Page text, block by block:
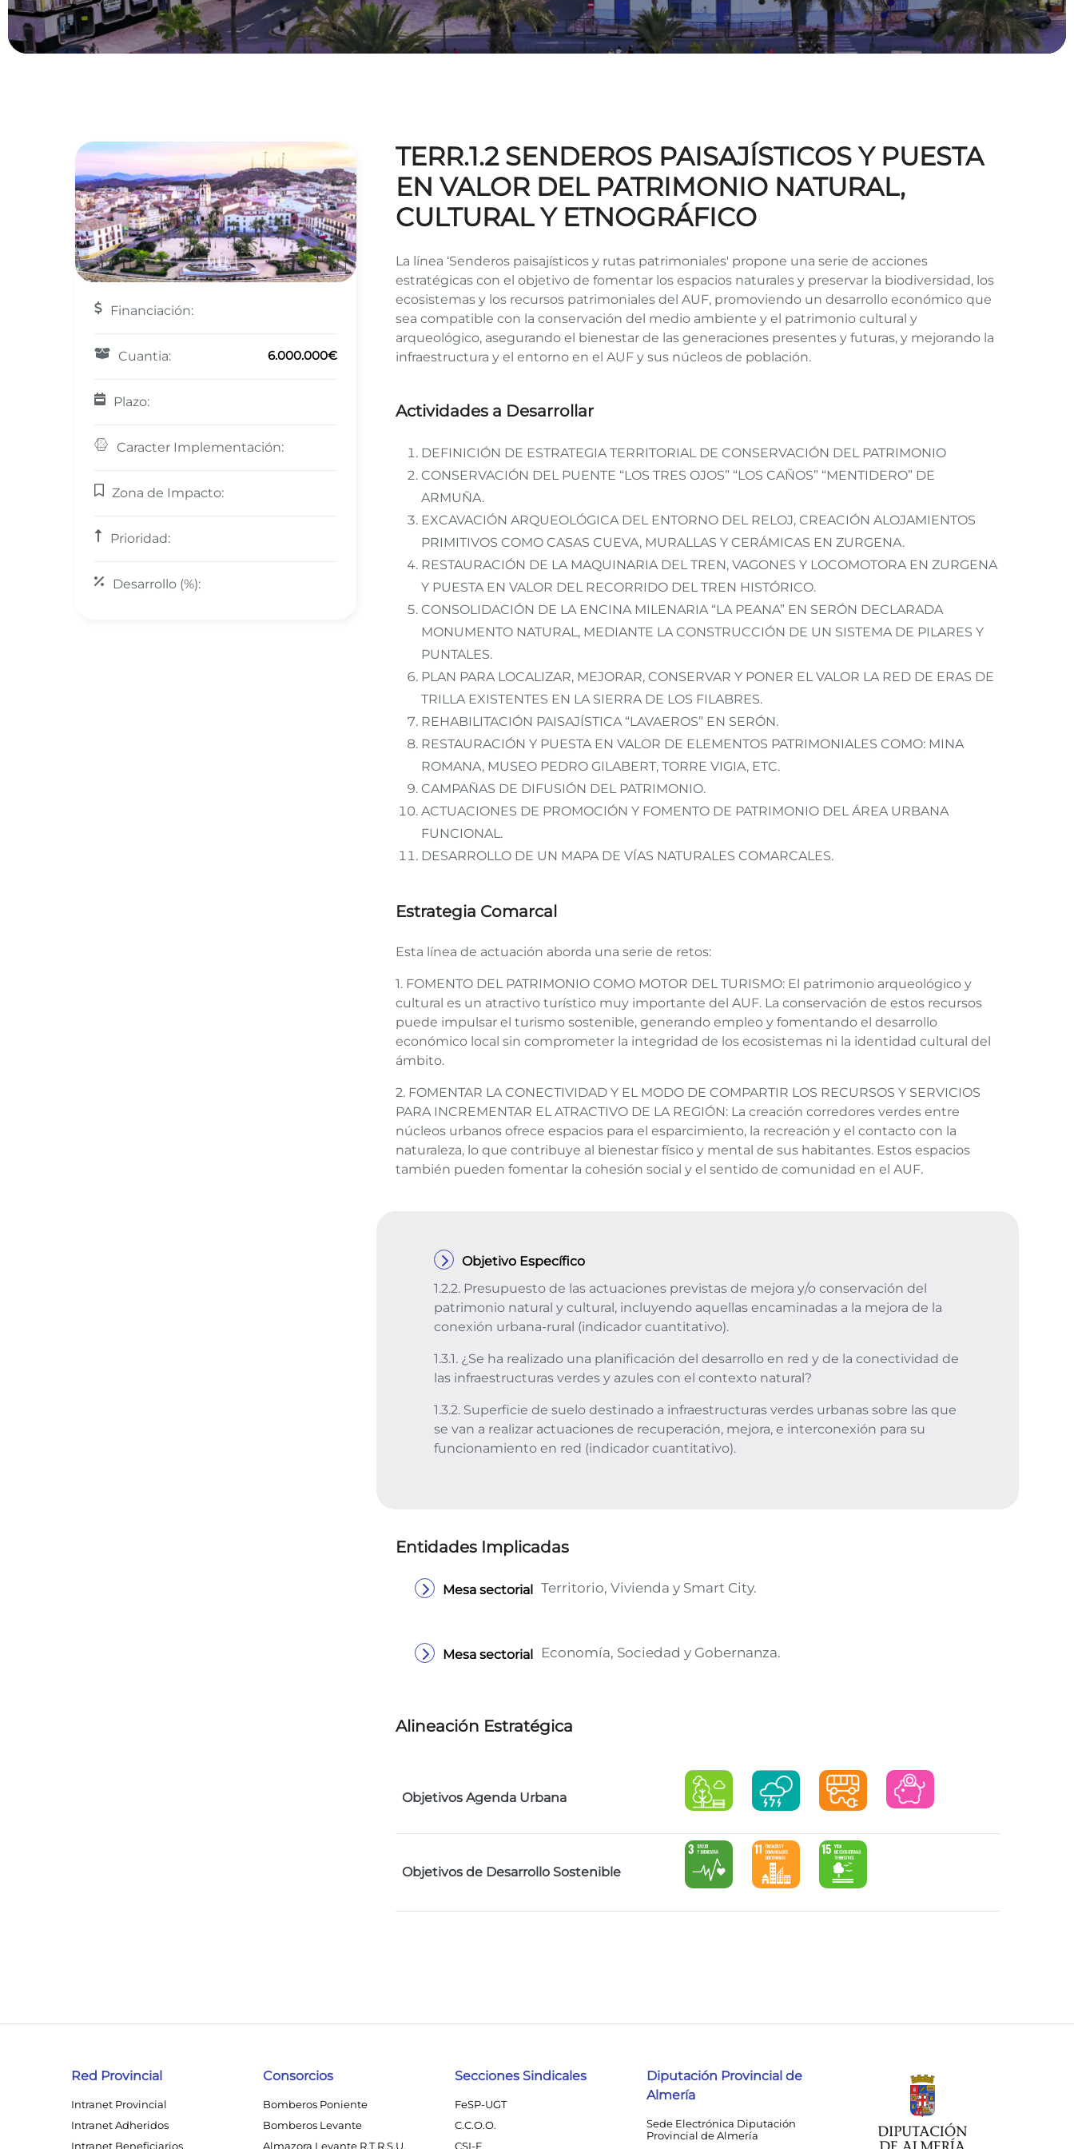
Financiación:
Cuantia: 6.000.000€
Plazo:
Caracter Implementación:
Zona de Impacto:
Prioridad:
Desarrollo (%):
TERR.1.2 SENDEROS PAISAJÍSTICOS Y PUESTA
EN VALOR DEL PATRIMONIO NATURAL,
CULTURAL Y ETNOGRÁFICO
La línea ‘Senderos paisajísticos y rutas patrimoniales' propone una serie de acciones
estratégicas con el objetivo de fomentar los espacios naturales y preservar la biodiversidad, los
ecosistemas y los recursos patrimoniales del AUF, promoviendo un desarrollo económico que
sea compatible con la conservación del medio ambiente y el patrimonio cultural y
arqueológico, asegurando el bienestar de las generaciones presentes y futuras, y mejorando la
infraestructura y el entorno en el AUF y sus núcleos de población.
Actividades a Desarrollar
DEFINICIÓN DE ESTRATEGIA TERRITORIAL DE CONSERVACIÓN DEL PATRIMONIO
CONSERVACIÓN DEL PUENTE “LOS TRES OJOS” “LOS CAÑOS” “MENTIDERO” DE
ARMUÑA.
EXCAVACIÓN ARQUEOLÓGICA DEL ENTORNO DEL RELOJ, CREACIÓN ALOJAMIENTOS
PRIMITIVOS COMO CASAS CUEVA, MURALLAS Y CERÁMICAS EN ZURGENA.
RESTAURACIÓN DE LA MAQUINARIA DEL TREN, VAGONES Y LOCOMOTORA EN ZURGENA
Y PUESTA EN VALOR DEL RECORRIDO DEL TREN HISTÓRICO.
CONSOLIDACIÓN DE LA ENCINA MILENARIA “LA PEANA” EN SERÓN DECLARADA
MONUMENTO NATURAL, MEDIANTE LA CONSTRUCCIÓN DE UN SISTEMA DE PILARES Y
PUNTALES.
PLAN PARA LOCALIZAR, MEJORAR, CONSERVAR Y PONER EL VALOR LA RED DE ERAS DE
TRILLA EXISTENTES EN LA SIERRA DE LOS FILABRES.
REHABILITACIÓN PAISAJÍSTICA “LAVAEROS” EN SERÓN.
RESTAURACIÓN Y PUESTA EN VALOR DE ELEMENTOS PATRIMONIALES COMO: MINA
ROMANA, MUSEO PEDRO GILABERT, TORRE VIGIA, ETC.
CAMPAÑAS DE DIFUSIÓN DEL PATRIMONIO.
ACTUACIONES DE PROMOCIÓN Y FOMENTO DE PATRIMONIO DEL ÁREA URBANA
FUNCIONAL.
DESARROLLO DE UN MAPA DE VÍAS NATURALES COMARCALES.
Estrategia Comarcal
Esta línea de actuación aborda una serie de retos:
1. FOMENTO DEL PATRIMONIO COMO MOTOR DEL TURISMO: El patrimonio arqueológico y
cultural es un atractivo turístico muy importante del AUF. La conservación de estos recursos
puede impulsar el turismo sostenible, generando empleo y fomentando el desarrollo
económico local sin comprometer la integridad de los ecosistemas ni la identidad cultural del
ámbito.
2. FOMENTAR LA CONECTIVIDAD Y EL MODO DE COMPARTIR LOS RECURSOS Y SERVICIOS
PARA INCREMENTAR EL ATRACTIVO DE LA REGIÓN: La creación corredores verdes entre
núcleos urbanos ofrece espacios para el esparcimiento, la recreación y el contacto con la
naturaleza, lo que contribuye al bienestar físico y mental de sus habitantes. Estos espacios
también pueden fomentar la cohesión social y el sentido de comunidad en el AUF.
Objetivo Específico
1.2.2. Presupuesto de las actuaciones previstas de mejora y/o conservación del
patrimonio natural y cultural, incluyendo aquellas encaminadas a la mejora de la
conexión urbana-rural (indicador cuantitativo).
1.3.1. ¿Se ha realizado una planificación del desarrollo en red y de la conectividad de
las infraestructuras verdes y azules con el contexto natural?
1.3.2. Superficie de suelo destinado a infraestructuras verdes urbanas sobre las que
se van a realizar actuaciones de recuperación, mejora, e interconexión para su
funcionamiento en red (indicador cuantitativo).
Entidades Implicadas
Mesa sectorial Territorio, Vivienda y Smart City.
Mesa sectorial Economía, Sociedad y Gobernanza.
Alineación Estratégica
Objetivos Agenda Urbana
Objetivos de Desarrollo Sostenible
Red Provincial
Intranet Provincial
Intranet Adheridos
Intranet Beneficiarios
Consorcios
Bomberos Poniente
Bomberos Levante
Almazora Levante R.T.R.S.U.
Secciones Sindicales
FeSP-UGT
C.C.O.O.
CSI-F
Diputación Provincial de
Almería
Sede Electrónica Diputación
Provincial de Almería